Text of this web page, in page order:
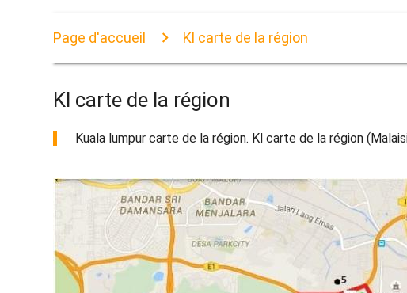
Page d'accueil Kl carte de la région
Kl carte de la région
Kuala lumpur carte de la région. Kl carte de la région